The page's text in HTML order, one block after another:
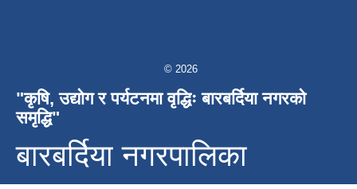
© 2026
"कृषि, उद्योग र पर्यटनमा वृद्धिः बारबर्दिया नगरको
समृद्धि"
बारबर्दिया नगरपालिका